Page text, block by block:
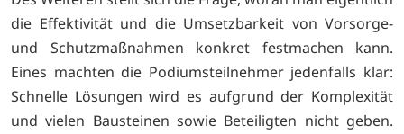
die Effektivität und die Umsetzbarkeit von Vorsorge-
und Schutzmaßnahmen konkret festmachen kann.
Eines machten die Podiumsteilnehmer jedenfalls klar:
Schnelle Lösungen wird es aufgrund der Komplexität
und vielen Bausteinen sowie Beteiligten nicht geben.